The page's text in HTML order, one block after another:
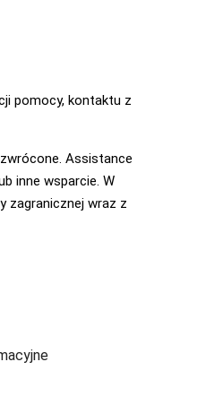
pomocy, kontaktu z
Assistance
inne wsparcie. W
zagranicznej wraz z